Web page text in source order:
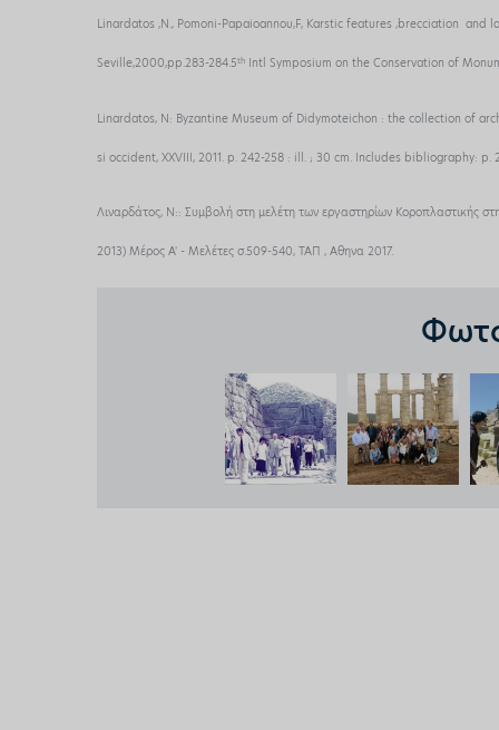
Linardatos ,N., Pomoni-Papaioannou,F, Karstic features ,brecciation
Seville,2000,pp.283-284.5th Intl Symposium on the Conservation of
Linardatos, N: Byzantine Museum of Didymoteichon : the collection of
si occident, XXVIII, 2011. p. 242-258 : ill. ; 30 cm. Includes bibliography: p.
Λιναρδάτος, Ν:: Συμβολή στη μελέτη των εργαστηρίων Κοροπλαστικής
2013) Μέρος Α' - Μελέτες σ.509-540, ΤΑΠ , Αθηνα 2017.